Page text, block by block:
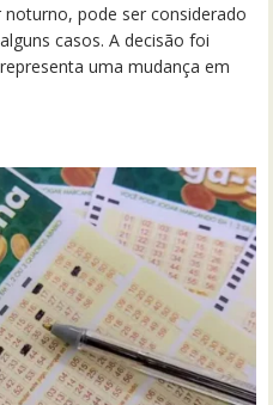
pode ser considerado
casos. A decisão foi
uma mudança em